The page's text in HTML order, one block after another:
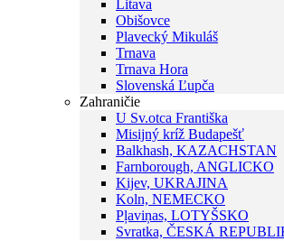
Litava
Obišovce
Plavecký Mikuláš
Trnava
Trnava Hora
Slovenská Ľupča
Zahraničie
U Sv.otca Františka
Misijný kríž Budapešť
Balkhash, KAZACHSTAN
Farnborough, ANGLICKO
Kijev, UKRAJINA
Koln, NEMECKO
Pļaviņas, LOTYŠSKO
Svratka, ČESKÁ